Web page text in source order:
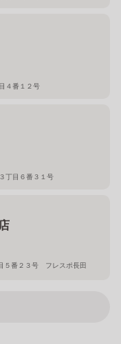
４番１２号
丁目６番３１号
５番２３号 フレスポ長田